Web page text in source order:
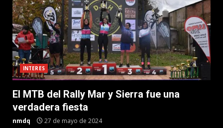
INTERES
El MTB del Rally Mar y Sierra fue una
verdadera fiesta
nmdq 27 de mayo de 2024